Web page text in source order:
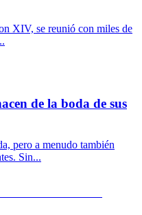
XIV, se reunió con miles de
de la boda de sus
pero a menudo también
Sin...